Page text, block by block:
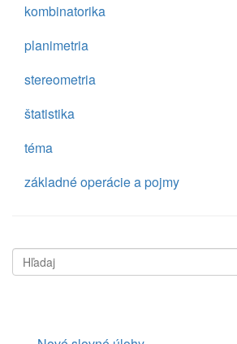
kombinatorika
planimetria
stereometria
štatistika
téma
základné operácie a pojmy